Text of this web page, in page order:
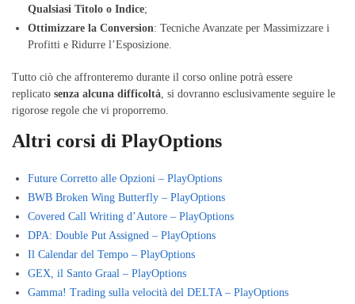
Qualsiasi Titolo o Indice;
Ottimizzare la Conversion: Tecniche Avanzate per Massimizzare i
Profitti e Ridurre l’Esposizione.
Tutto ciò che affronteremo durante il corso online potrà essere
replicato senza alcuna difficoltà , si dovranno esclusivamente seguire le
rigorose regole che vi proporremo.
Altri corsi di PlayOptions
Future Corretto alle Opzioni – PlayOptions
BWB Broken Wing Butterfly – PlayOptions
Covered Call Writing d’Autore – PlayOptions
DPA: Double Put Assigned – PlayOptions
Il Calendar del Tempo – PlayOptions
GEX, il Santo Graal – PlayOptions
Gamma! Trading sulla velocità del DELTA – PlayOptions